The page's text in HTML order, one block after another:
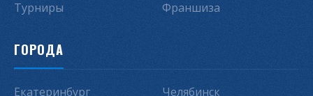
Турниры
Франшиза
ГОРОДА
Екатеринбург
Челябинск